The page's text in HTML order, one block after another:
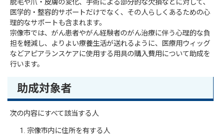
脱毛や爪・皮膚の変化、手術による部分的な欠損などに対して、
医学的・整容的サポートだけでなく、その人らしくあるための心
理的なサポートも含まれます。
宗像市では、がん患者やがん経験者のがん治療に伴う心理的な負
担を軽減し、よりよい療養生活が送れるように、医療用ウィッグ
などアピアランスケアに使用する用具の購入費用について助成を
行います。
助成対象者
次の内容にすべて該当する人
宗像市内に住所を有する人